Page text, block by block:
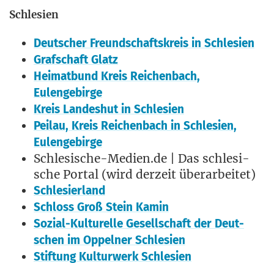
Schle­si­en
Deut­scher Freund­schafts­kreis in Schlesien
Graf­schaft Glatz
Hei­mat­bund Kreis Rei­chen­bach,
Eulengebirge
Kreis Lan­des­hut in Schlesien
Peil­au, Kreis Rei­chen­bach in Schle­si­en,
Eulengebirge
Schlesische-Medien.de | Das schle­si­
sche Por­tal (wird der­zeit überarbeitet)
Schle­si­er­land
Schloss Groß Stein Kamin
Sozi­al-Kul­tu­rel­le Gesell­schaft der Deut­
schen im Oppel­ner Schlesien
Stif­tung Kul­tur­werk Schlesien